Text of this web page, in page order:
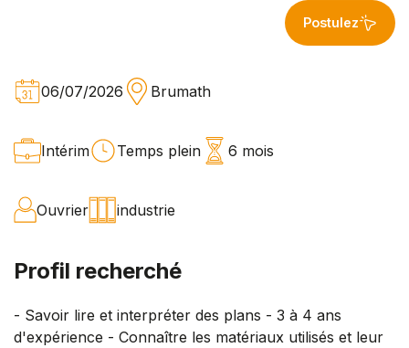
Postulez
06/07/2026 Brumath
Intérim Temps plein 6 mois
Ouvrier industrie
Profil recherché
- Savoir lire et interpréter des plans - 3 à 4 ans
d'expérience - Connaître les matériaux utilisés et leur